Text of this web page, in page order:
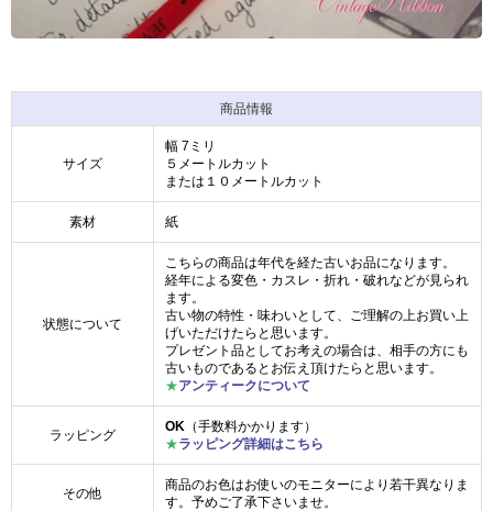
商品情報
サイズ
幅 7ミリ
５メートルカット
または１０メートルカット
素材 紙
状態について
こちらの商品は年代を経た古いお品になります。
経年による変色・カスレ・折れ・破れなどが見られ
ます。
古い物の特性・味わいとして、ご理解の上お買い上
げいただけたらと思います。
プレゼント品としてお考えの場合は、相手の方にも
古いものであるとお伝え頂けたらと思います。
★アンティークについて
ラッピング
OK （手数料かかります）
★ラッピング詳細はこちら
その他
商品のお色はお使いのモニターにより若干異なりま
す。予めご了承下さいませ。